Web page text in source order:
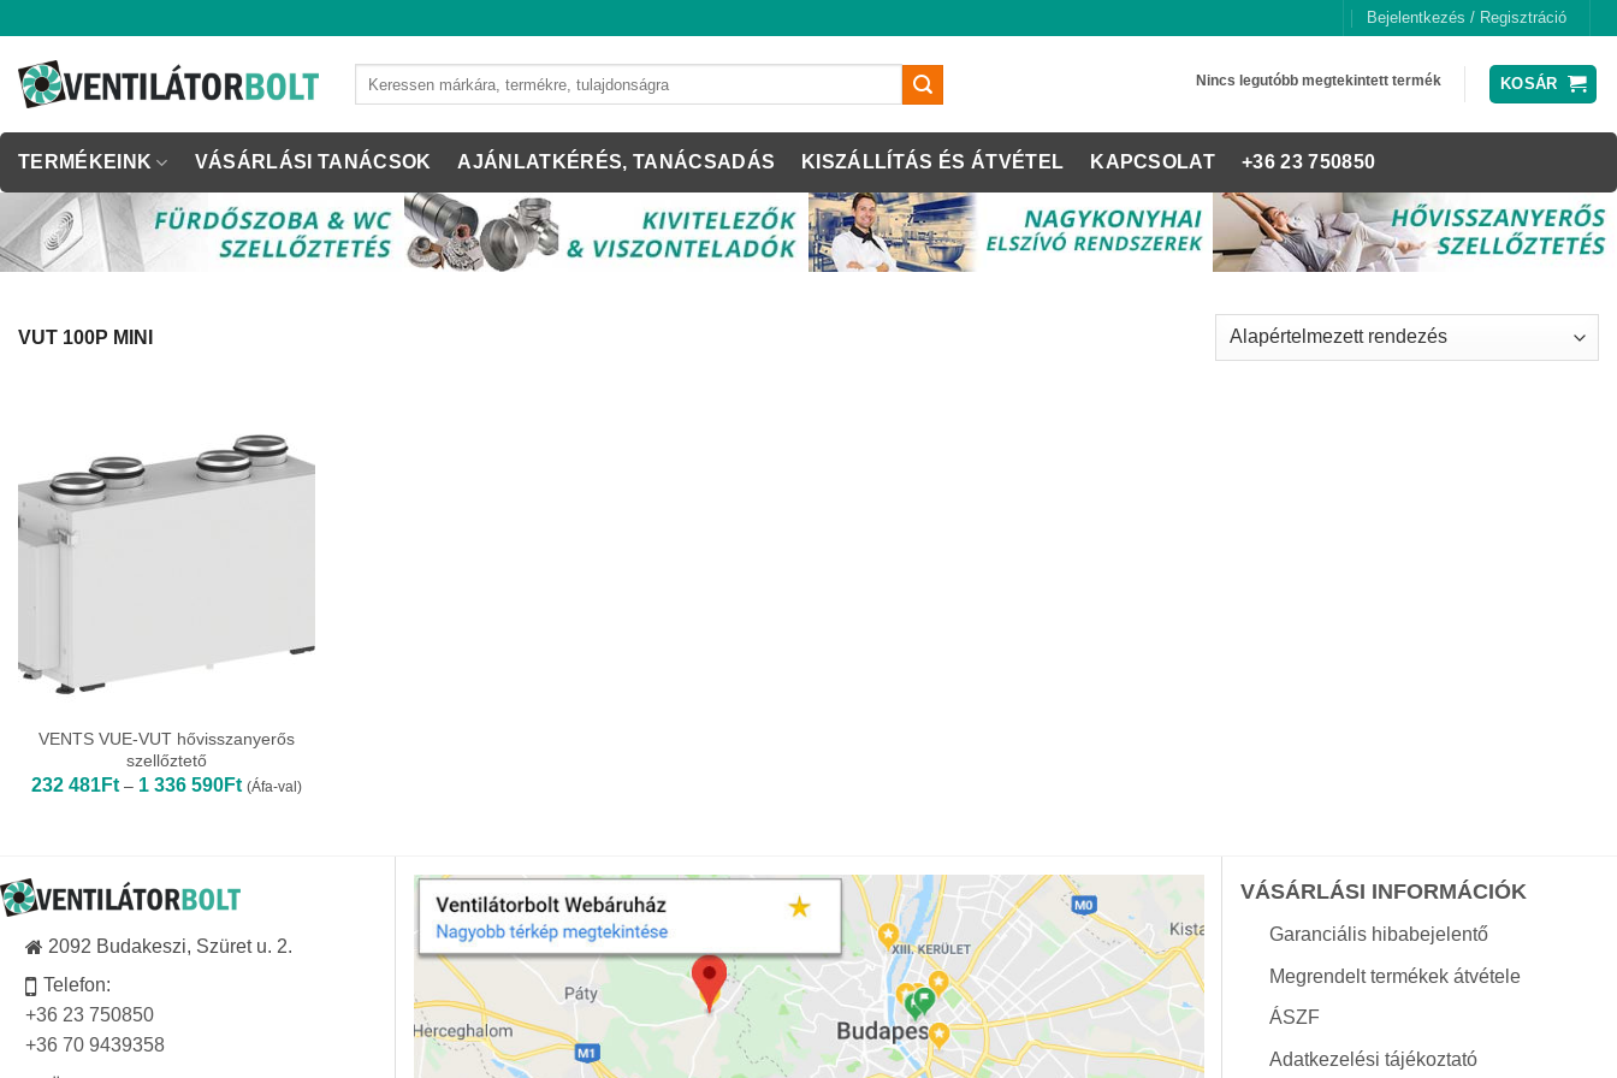
content
Bejelentkezés / Regisztráció
Nincs legutóbb megtekintett termék KOSÁR
TERMÉKEINK VÁSÁRLÁSI TANÁCSOK AJÁNLATKÉRÉS, TANÁCSADÁS KISZÁLLÍTÁS ÉS ÁTVÉTEL KAPCSOLAT +36 23 750850
VUT 100P MINI
VENTS VUE-VUT hővisszanyerős
szellőztető
232 481Ft – 1 336 590FtÁrtartomány:
232
590Ft
(Áfa-val)
2092 Budakeszi, Szüret u. 2.
Telefon:
+36 23 750850
+36 70 9439358
VÁSÁRLÁSI INFORMÁCIÓK
Garanciális hibabejelentő
Megrendelt termékek átvétele
ÁSZF
Adatkezelési tájékoztató